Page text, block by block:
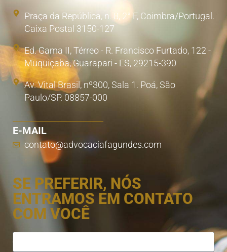
Praça da República, n. 8, 2° F, Coimbra/Portugal.
Caixa Postal 3150-127
Ed. Gama II, Térreo - R. Francisco Furtado, 122 -
Muquiçaba, Guarapari - ES, 29215-390
Av. Vital Brasil, nº300, Sala 1. Poá, São
Paulo/SP. 08857-000
E-MAIL
contato@advocaciafagundes.com
SE PREFERIR, NÓS
ENTRAMOS EM CONTATO
COM VOCÊ